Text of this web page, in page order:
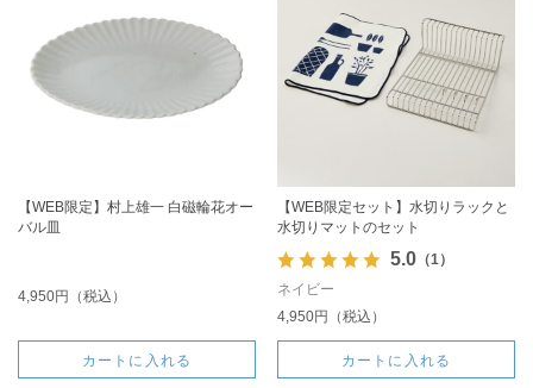
【WEB限定】村上雄一 白磁輪花オー
バル皿
4,950円（税込）
カートに入れる
【WEB限定セット】水切りラックと
水切りマットのセット
5.0（1）
ネイビー
4,950円（税込）
カートに入れる